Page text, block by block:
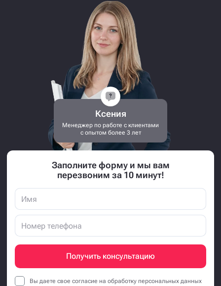
Ксения
Менеджер по работе с клиентами
с опытом более 3 лет
Заполните форму и мы вам
перезвоним за 10 минут!
Получить консультацию
Вы даете свое согласие на обработку персональных данных